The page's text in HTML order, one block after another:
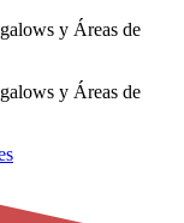
y Áreas de
y Áreas de